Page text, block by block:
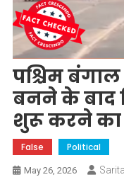
पश्चिम
बनने के बाद
शुरू करने का
False Political
May 26, 2026